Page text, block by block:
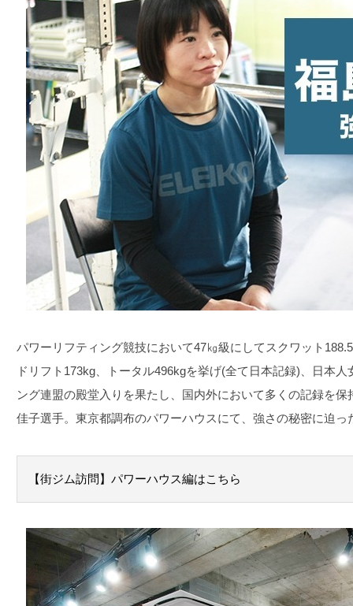
パワーリフティング競技において47㎏級にしてスクワット
ドリフト173kg、トータル496kgを挙げ(全て日本記録)、日本
ング連盟の殿堂入りを果たし、国内外において多くの記録を
佳子選手。東京都調布のパワーハウスにて、強さの秘密に迫っ
【街ジム訪問】パワーハウス編はこちら